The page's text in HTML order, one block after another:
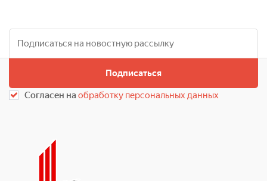
Подписаться
Согласен наобработку персональных данных